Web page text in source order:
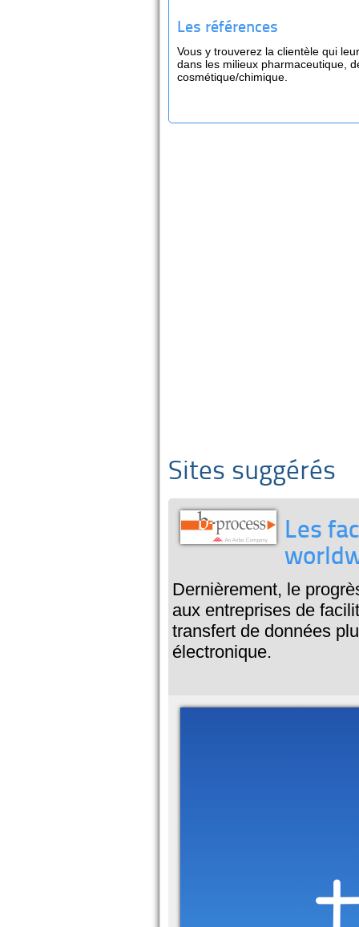
Les références
Vous y trouverez la clientèle qui
dans les milieux pharmaceutique,
cosmétique/chimique.
Sites suggérés
Les
Dernièrement, le
aux entreprises de
transfert de données
électronique.